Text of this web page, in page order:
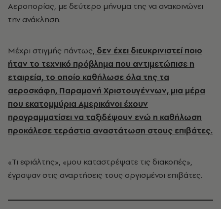
Αεροπορίας, με δεύτερο μήνυμα της να ανακοινώνει
την ανάκληση.
Μέχρι στιγμής πάντως, δεν έχει διευκρινιστεί ποιο
ήταν το τεχνικό πρόβλημα που αντιμετώπισε η
εταιρεία, το οποίο καθήλωσε όλα της τα
αεροσκάφη, Παραμονή Χριστουγέννων, μια μέρα
που εκατομμύρια Αμερικάνοι έχουν
προγραμματίσει να ταξιδέψουν ενώ η καθήλωση
προκάλεσε τεράστια αναστάτωση στους επιβάτες.
«Τι εφιάλτης», «μου καταστρέψατε τις διακοπές»,
έγραψαν στις αναρτήσεις τους οργισμένοι επιβάτες.